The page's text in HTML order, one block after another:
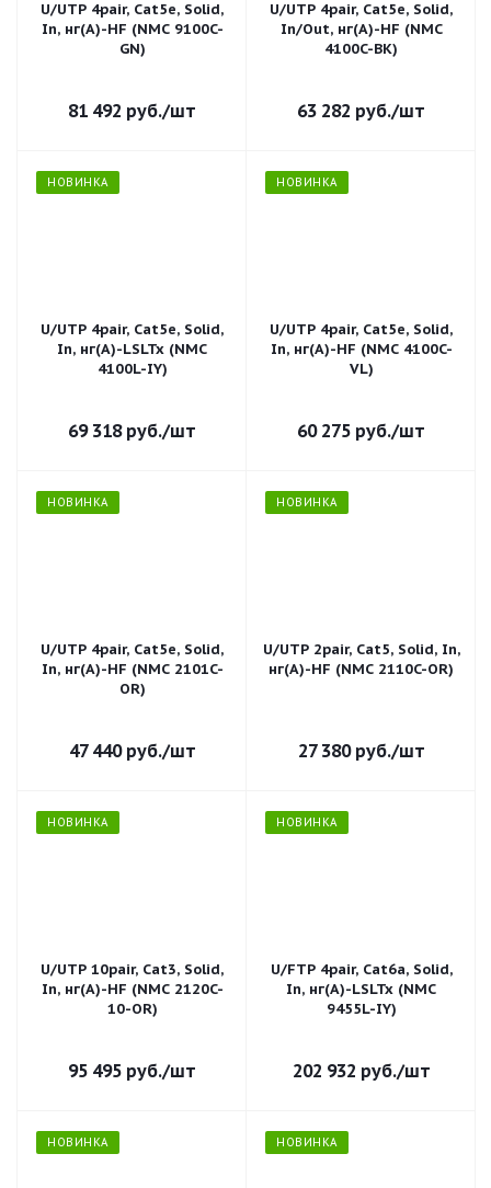
U/UTP 4pair, Cat5e, Solid,
In, нг(А)-HF (NMC 9100C-
GN)
81 492 руб./шт
U/UTP 4pair, Cat5e, Solid,
In/Out, нг(А)-HF (NMC
4100C-BK)
63 282 руб./шт
НОВИНКА
U/UTP 4pair, Cat5e, Solid,
In, нг(А)-LSLTx (NMC
4100L-IY)
69 318руб./шт
НОВИНКА
U/UTP 4pair, Cat5e, Solid,
In, нг(А)-HF (NMC 4100C-
VL)
60 275 руб./шт
НОВИНКА
U/UTP 4pair, Cat5e, Solid,
In, нг(А)-HF (NMC 2101C-
OR)
47 440руб./шт
НОВИНКА
U/UTP 2pair, Cat5, Solid, In,
нг(A)-HF (NMC 2110C-OR)
27 380руб./шт
НОВИНКА
U/UTP 10pair, Cat3, Solid,
In, нг(A)-HF (NMC 2120C-
10-OR)
95 495 руб./шт
НОВИНКА
U/FTP 4pair, Cat6a, Solid,
In, нг(А)-LSLTx (NMC
9455L-IY)
202 932 руб./шт
НОВИНКА НОВИНКА